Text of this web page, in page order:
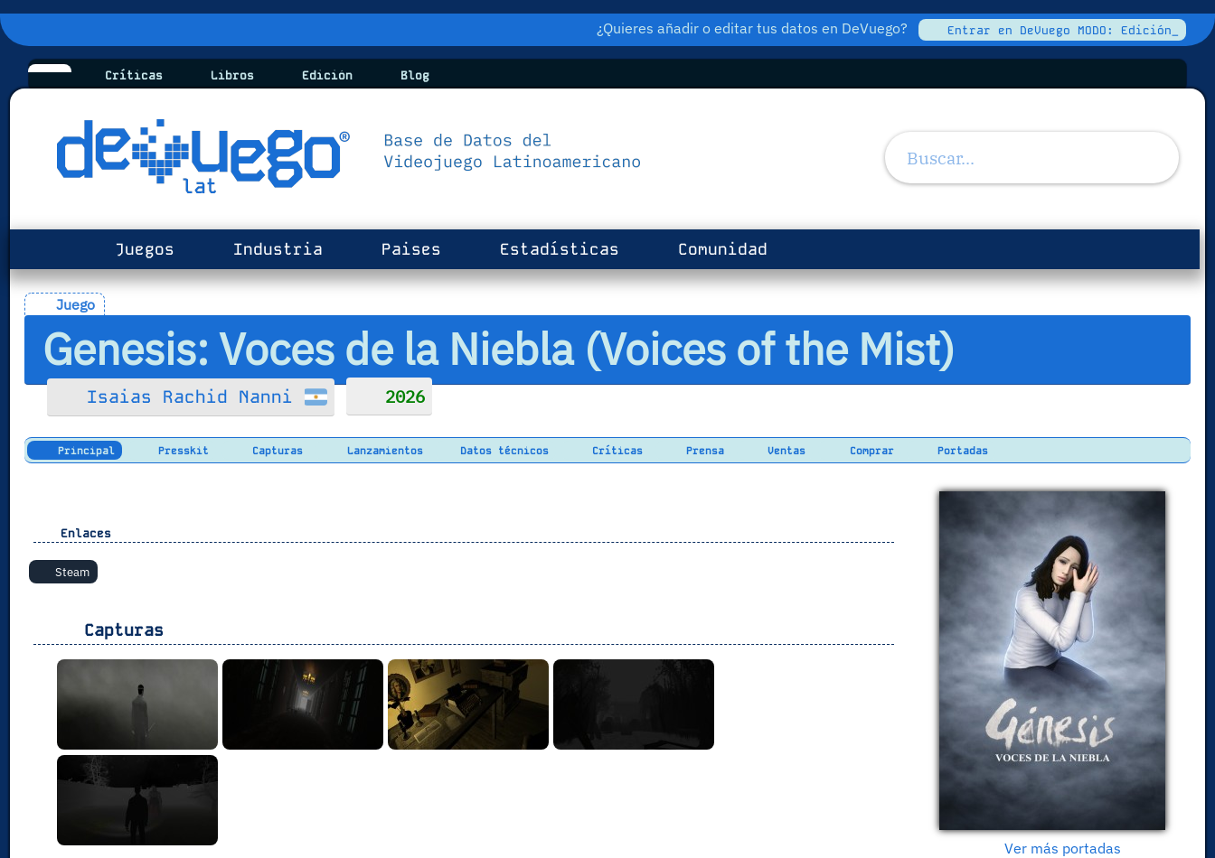
¿Quieres añadir o editar tus datos en DeVuego? Entrar en DeVuego MODO: Edición_
Críticas Libros Edición Blog
Juegos Industria Paises Estadísticas Comunidad
Juego
Genesis: Voces de la Niebla (Voices of the Mist)
Isaias Rachid Nanni 2026
Principal Presskit Capturas Lanzamientos Datos técnicos Críticas Prensa Ventas Comprar Portadas
Ver más portadas
Enlaces
Steam
Capturas